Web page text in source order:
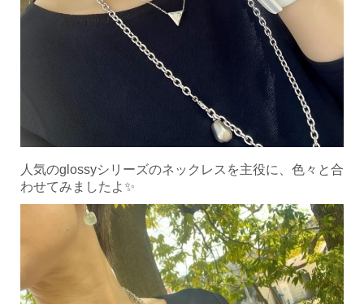
人気のglossyシリーズのネックレスを主役に、色々と合
わせてみましたよ✨